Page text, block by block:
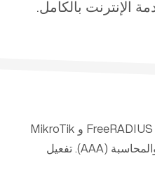
الإنترنت بالكامل.
تكامل كامل مع FreeRADIUS و MikroTik
RADIUS للمصادقة والتفويض والمحاسبة (AAA). تفعيل